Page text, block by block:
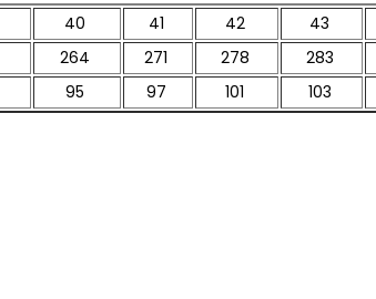
40 41 42 43
264 271 278 283
95 97 101 103